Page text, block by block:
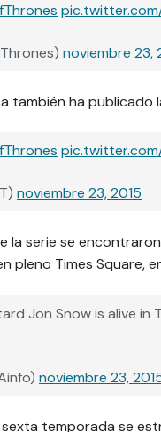
noviembre 23,
también ha publicado
pic.twitter.com/
noviembre 23, 2015
la serie se
pleno Times Square,
Jon Snow is alive in
noviembre 23,
temporada se